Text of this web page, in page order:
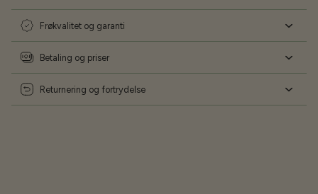
Frøkvalitet og garanti
Betaling og priser
Returnering og fortrydelse